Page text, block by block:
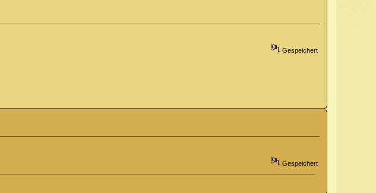
Gespeichert
Gespeichert